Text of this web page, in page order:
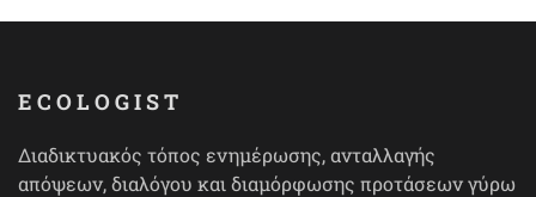
ECOLOGIST
Διαδικτυακός τόπος ενημέρωσης, ανταλλαγής
απόψεων, διαλόγου και διαμόρφωσης προτάσεων γύρω